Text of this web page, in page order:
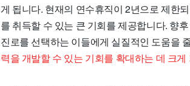
게 됩니다. 현재의 연수휴직이 2년으로 제한
를 취득할 수 있는 큰 기회를 제공합니다. 향
진로를 선택하는 이들에게 실질적인 도움을
력을 개발할 수 있는 기회를 확대하는 데 크